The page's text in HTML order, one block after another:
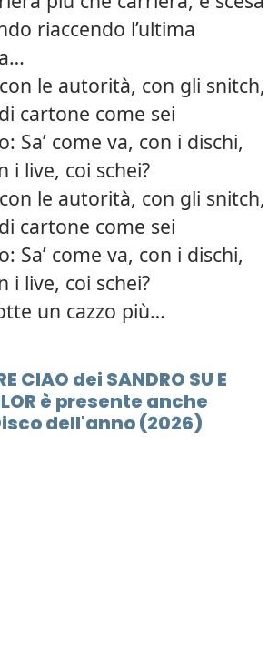
riaccendo l’ultima
le autorità, con gli snitch,
cartone come sei
Sa’ come va, con i dischi,
i live, coi schei?
le autorità, con gli snitch,
cartone come sei
Sa’ come va, con i dischi,
i live, coi schei?
un cazzo più…
CIAO dei SANDRO SU E
è presente anche
dell'anno (2026)